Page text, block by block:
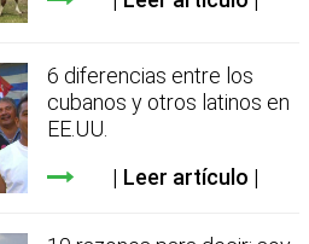
6 diferencias entre los
cubanos y otros latinos en
EE.UU.
Leer artículo